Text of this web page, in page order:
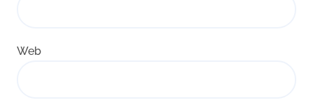
Web